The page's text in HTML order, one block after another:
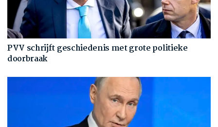
PVV schrijft geschiedenis met grote politieke
doorbraak